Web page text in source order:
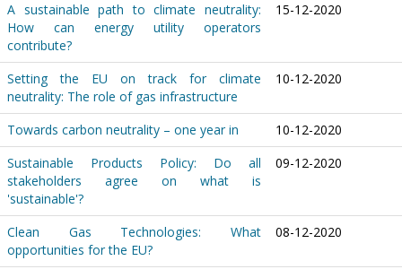
A sustainable path to climate neutrality:
How can energy utility operators
contribute?
15-12-2020
Setting the EU on track for climate
neutrality: The role of gas infrastructure
10-12-2020
Towards carbon neutrality – one year in
10-12-2020
Sustainable Products Policy: Do all
stakeholders agree on what is
'sustainable'?
09-12-2020
Clean Gas Technologies: What
opportunities for the EU?
08-12-2020